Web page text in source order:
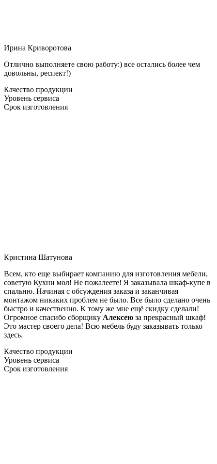
Ирина Криворотова
Отлично выполняете свою работу:) все остались более чем
довольны, респект!)
Качество продукции
Уровень сервиса
Срок изготовления
Кристина Шатунова
Всем, кто еще выбирает компанию для изготовления мебели,
советую Кухни мол! Не пожалеете! Я заказывала шкаф-купе в
спальню. Начиная с обсуждения заказа и заканчивая
монтажом никаких проблем не было. Все было сделано очень
быстро и качественно. К тому же мне ещё скидку сделали!
Огромное спасибо сборщику Алексею за прекрасный шкаф!
Это мастер своего дела! Всю мебель буду заказывать только
здесь.
Качество продукции
Уровень сервиса
Срок изготовления